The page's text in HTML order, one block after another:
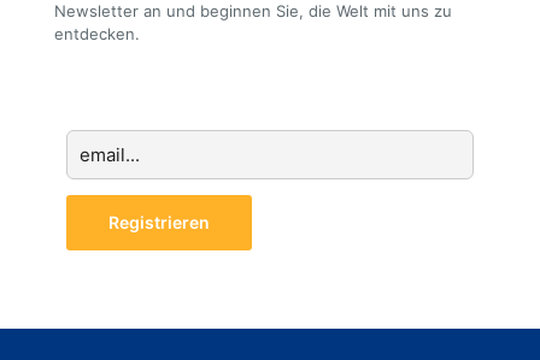
Newsletter an und beginnen Sie, die Welt mit uns zu
entdecken.